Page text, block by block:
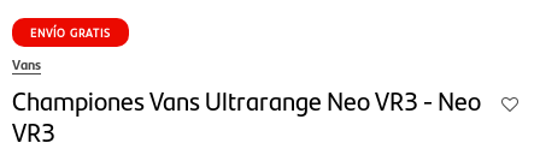
ENVÍO GRATIS
Vans
Championes Vans Ultrarange Neo VR3 - Neo
VR3